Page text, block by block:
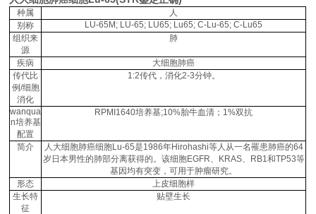
种属
人
别称
LU-65M; LU-65; LU65; Lu65; C-Lu-65; C-Lu65
组织来
源
肺
疾病
大细胞肺癌
传代比
例/细胞
消化
1:2传代，消化2-3分钟。
wanqua
n培养基
配置
RPMI1640培养基;10%胎牛血清；1%双抗
简介
人大细胞肺癌细胞Lu-65是1986年Hirohashi等人从一名罹患肺癌的64
岁日本男性的肺部分离获得的。该细胞EGFR、KRAS、RB1和TP53等
基因均有突变，可用于肿瘤研究。
形态
上皮细胞样
生长特
征
贴壁生长